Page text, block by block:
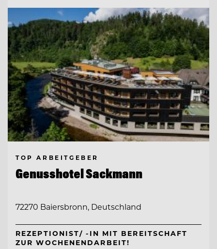
TOP ARBEITGEBER
Genusshotel Sackmann
72270 Baiersbronn, Deutschland
REZEPTIONIST/ -IN MIT BEREITSCHAFT
ZUR WOCHENENDARBEIT!